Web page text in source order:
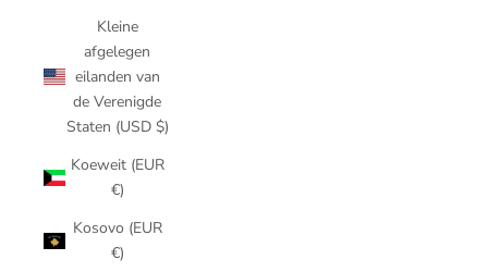
Kleine
afgelegen
eilanden van
de Verenigde
Staten (USD $)
Koeweit (EUR
€)
Kosovo (EUR
€)